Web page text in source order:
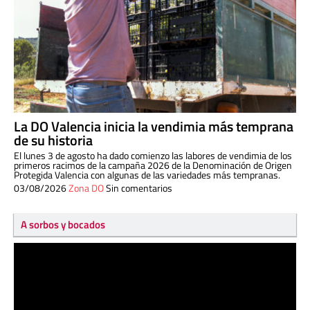
La DO Valencia inicia la vendimia más temprana
de su historia
El lunes 3 de agosto ha dado comienzo las labores de vendimia de los
primeros racimos de la campaña 2026 de la Denominación de Origen
Protegida Valencia con algunas de las variedades más tempranas.
03/08/2026Zona DOSin comentarios
A sorbos y bocados